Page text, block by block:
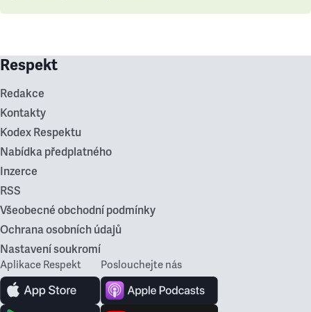
Respekt
Redakce
Kontakty
Kodex Respektu
Nabídka předplatného
Inzerce
RSS
Všeobecné obchodní podmínky
Ochrana osobních údajů
Nastavení soukromí
Aplikace Respekt Poslouchejte nás